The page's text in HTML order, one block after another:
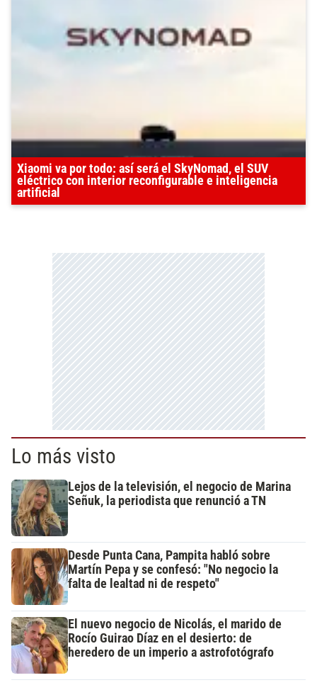
Xiaomi va por todo: así será el SkyNomad, el SUV
eléctrico con interior reconfigurable e inteligencia
artificial
Lo más visto
Lejos de la televisión, el negocio de Marina
Señuk, la periodista que renunció a TN
Desde Punta Cana, Pampita habló sobre
Martín Pepa y se confesó: "No negocio la
falta de lealtad ni de respeto"
El nuevo negocio de Nicolás, el marido de
Rocío Guirao Díaz en el desierto: de
heredero de un imperio a astrofotógrafo